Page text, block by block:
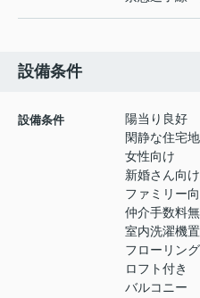
設備条件
設備条件
陽当り良好
閑静な住宅地
女性向け
新婚さん向け
ファミリー
仲介手数料
室内洗濯機
フローリング
ロフト付き
バルコニー